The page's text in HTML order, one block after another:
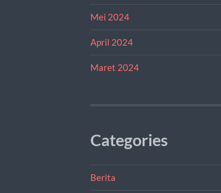
Mei 2024
April 2024
Maret 2024
Categories
Berita